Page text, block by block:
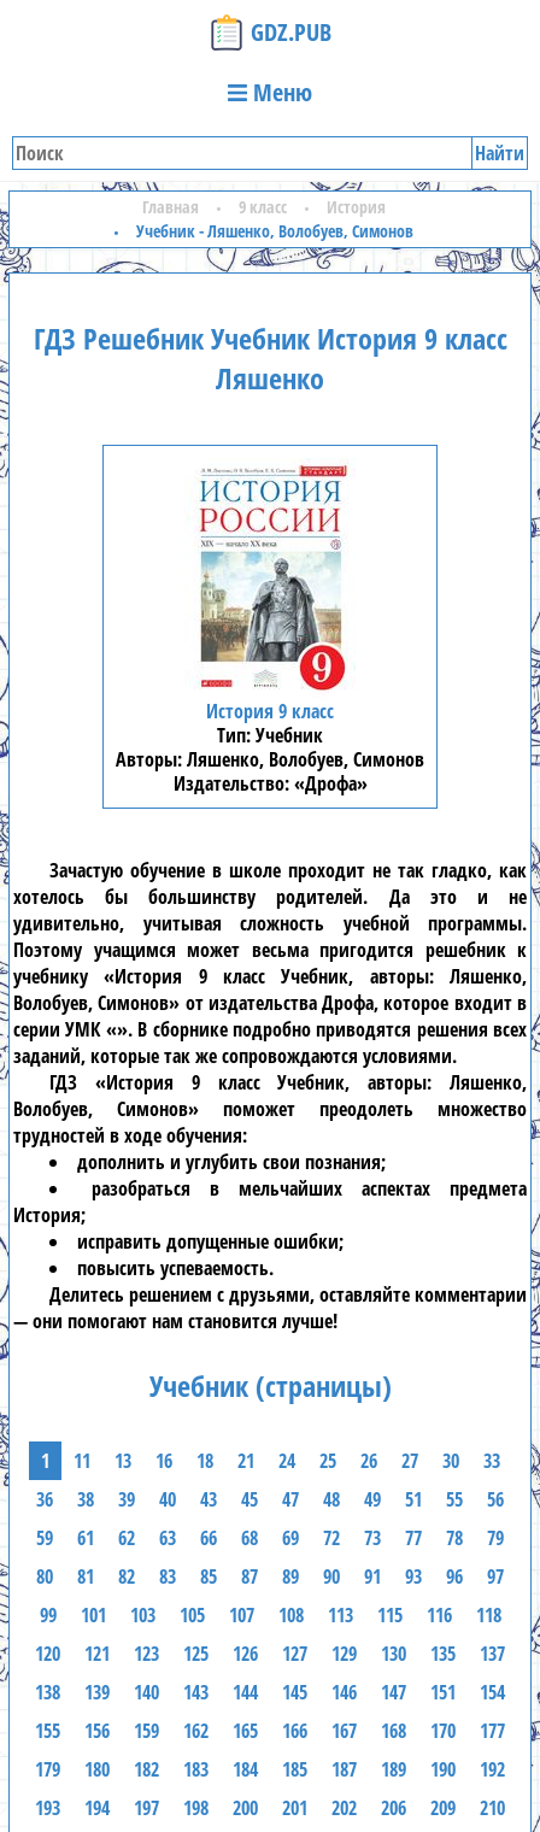
GDZ.PUB
Меню
Найти
Главная 9 класс
История
Учебник - Ляшенко, Волобуев, Симонов
ГДЗ Решебник Учебник История 9 класс
Ляшенко
История 9 класс
Учебник
Ляшенко, Волобуев, Симонов
«Дрофа»
Зачастую обучение в школе проходит не так гладко, как
хотелось бы большинству родителей. Да это и не
удивительно, учитывая сложность учебной программы.
Поэтому учащимся может весьма пригодится решебник к
учебнику «История 9 класс Учебник, авторы: Ляшенко,
Волобуев, Симонов» от издательства Дрофа, которое входит в
серии УМК «». В сборнике подробно приводятся решения всех
заданий, которые так же сопровождаются условиями.
ГДЗ «История 9 класс Учебник, авторы: Ляшенко,
Волобуев, Симонов» поможет преодолеть множество
трудностей в ходе обучения:
дополнить и углубить свои познания;
разобраться в мельчайших аспектах предмета
История;
исправить допущенные ошибки;
повысить успеваемость.
Делитесь решением с друзьями, оставляйте комментарии
— они помогают нам становится лучше!
Учебник (страницы)
1 11 13 16 18 21 24 25 26 27 30
33
36
38 39 40 43 45 47 48 49 51 55
56
59
61 62 63 66 68 69 72 73 77 78
79
80
81 82 83 85 87 89 90 91 93 96
97
99
101 103 105 107 108 113 115 116
118
120
121 123 125 126 127 129 130 135
137
138
139 140 143 144 145 146 147 151
154
155
156 159 162 165 166 167 168 170
177
179
180 182 183 184 185 187 189 190
192
193
194 197 198 200 201 202 206 209
210